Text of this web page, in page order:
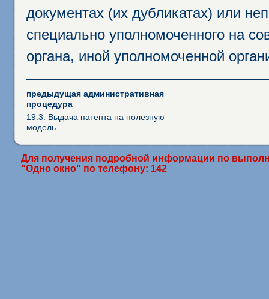
документах (их дубликатах) или
специально уполномоченного на
органа, иной уполномоченной
предыдущая административная
процедура
19.3. Выдача патента на полезную
модель
Для получения подробной информации по
"Одно окно" по телефону: 142